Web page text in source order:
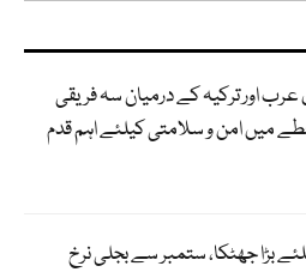
اور ترکیہ کے درمیان سہ فریقی
میں امن و سلامتی کیلئے اہم قدم
بڑا جھٹکا، ستمبر سے بجلی نرخ